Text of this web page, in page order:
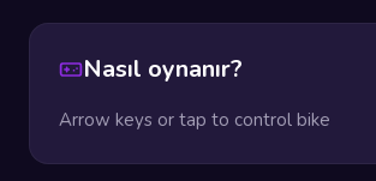
Nasıl oynanır?
Arrow keys or tap to control bike